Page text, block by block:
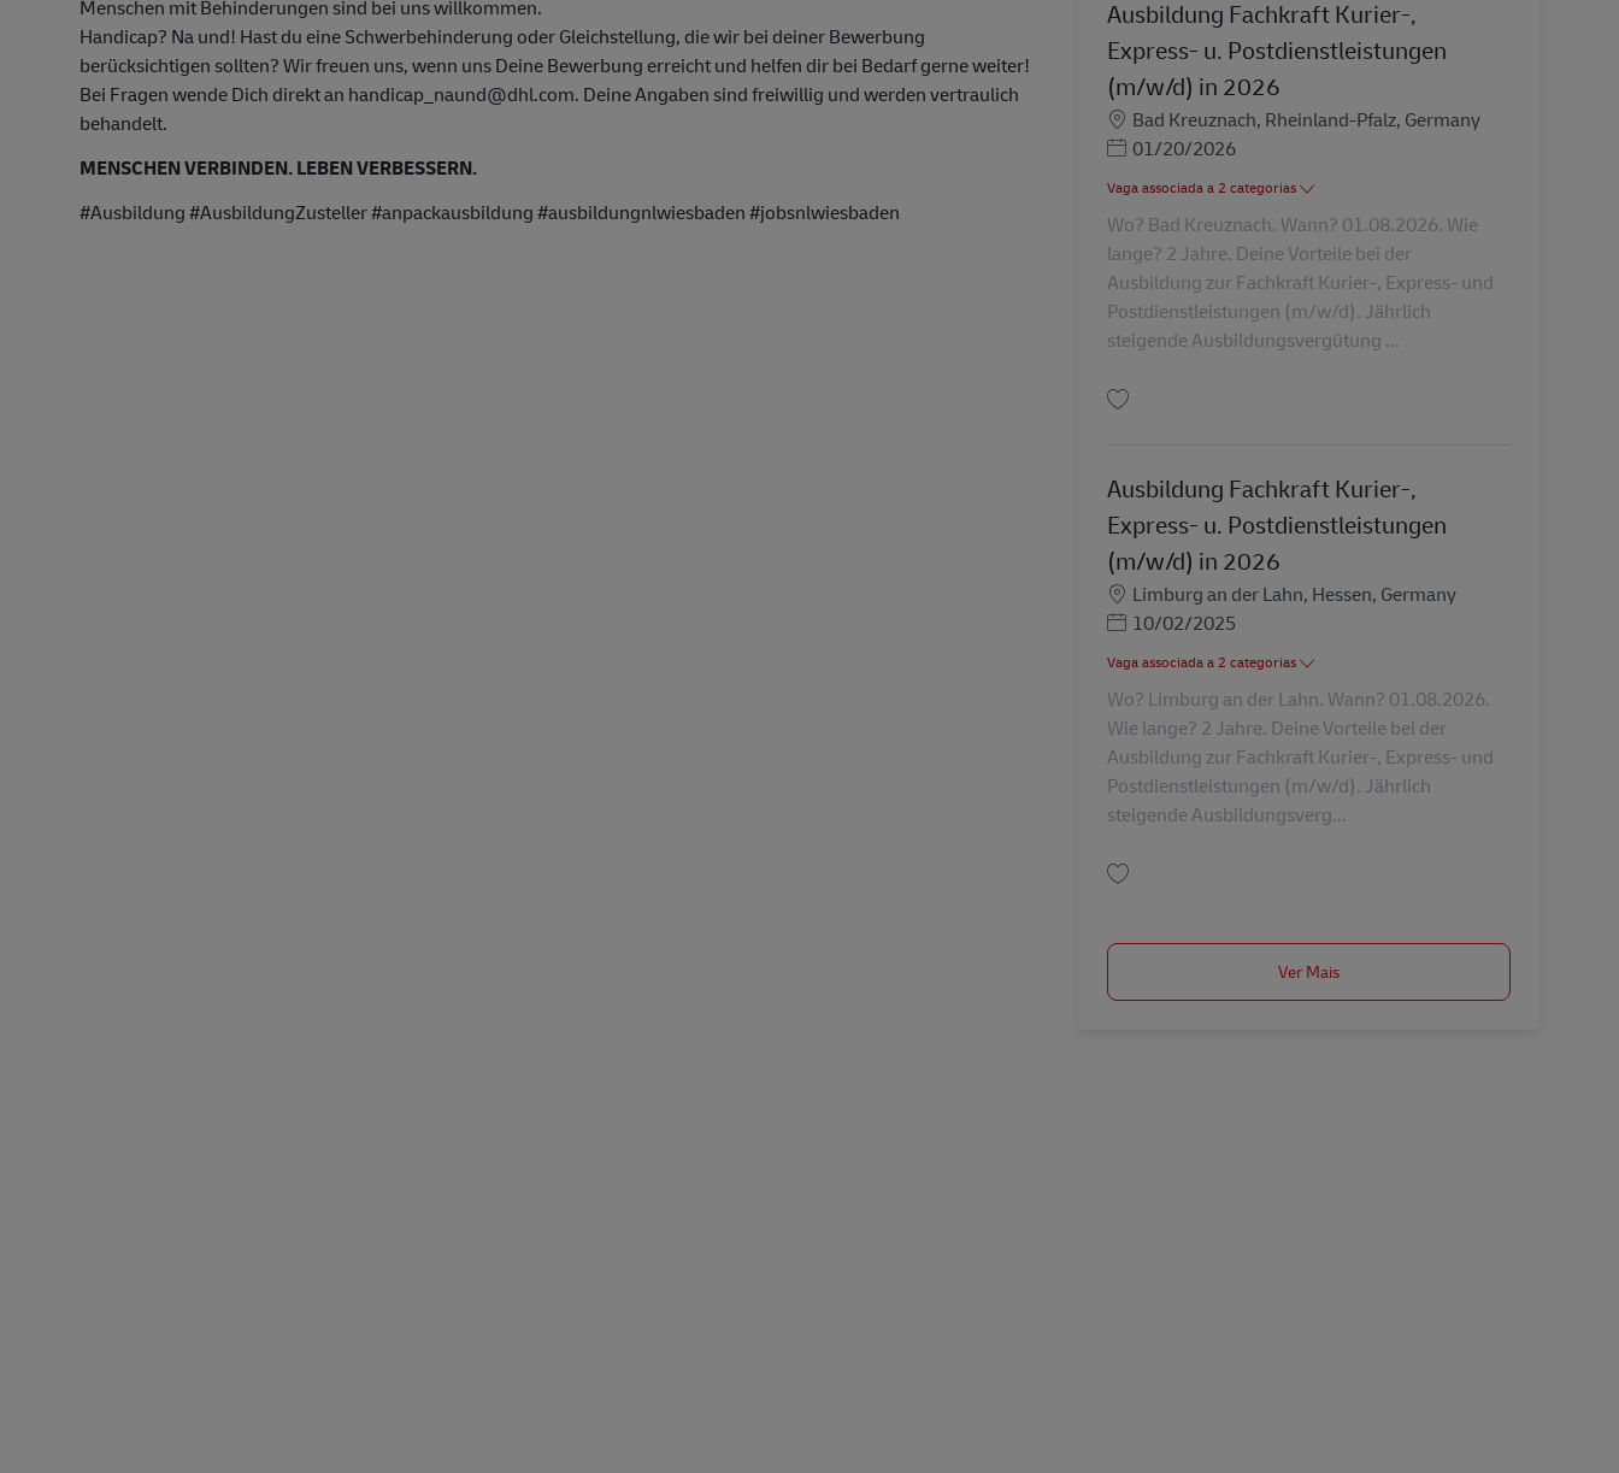
Menschen mit Behinderungen sind bei uns willkommen.
Handicap? Na und! Hast du eine Schwerbehinderung oder Gleichstellung, die wir bei deiner Bewerbung
berücksichtigen sollten? Wir freuen uns, wenn uns Deine Bewerbung erreicht und helfen dir bei Bedarf gerne weiter!
Bei Fragen wende Dich direkt an handicap_naund@dhl.com. Deine Angaben sind freiwillig und werden vertraulich
behandelt.
MENSCHEN VERBINDEN. LEBEN VERBESSERN.
#Ausbildung #AusbildungZusteller #anpackausbildung #ausbildungnlwiesbaden #jobsnlwiesbaden
Ausbildung Fachkraft Kurier-,
Express- u. Postdienstleistungen
(m/w/d) in 2026
Localização
Bad Kreuznach, Rheinland-Pfalz, Germany
Posted Date
01/20/2026
Vaga associada a 2 categorias
Wo? Bad Kreuznach. Wann? 01.08.2026. Wie
lange? 2 Jahre. Deine Vorteile bei der
Ausbildung zur Fachkraft Kurier-, Express- und
Postdienstleistungen (m/w/d). Jährlich
steigende Ausbildungsvergütung ...
Ausbildung Fachkraft Kurier-,
Express- u. Postdienstleistungen
(m/w/d) in 2026
Localização
Limburg an der Lahn, Hessen, Germany
Posted Date
10/02/2025
Vaga associada a 2 categorias
Wo? Limburg an der Lahn. Wann? 01.08.2026.
Wie lange? 2 Jahre. Deine Vorteile bei der
Ausbildung zur Fachkraft Kurier-, Express- und
Postdienstleistungen (m/w/d). Jährlich
steigende Ausbildungsverg...
Ver Mais